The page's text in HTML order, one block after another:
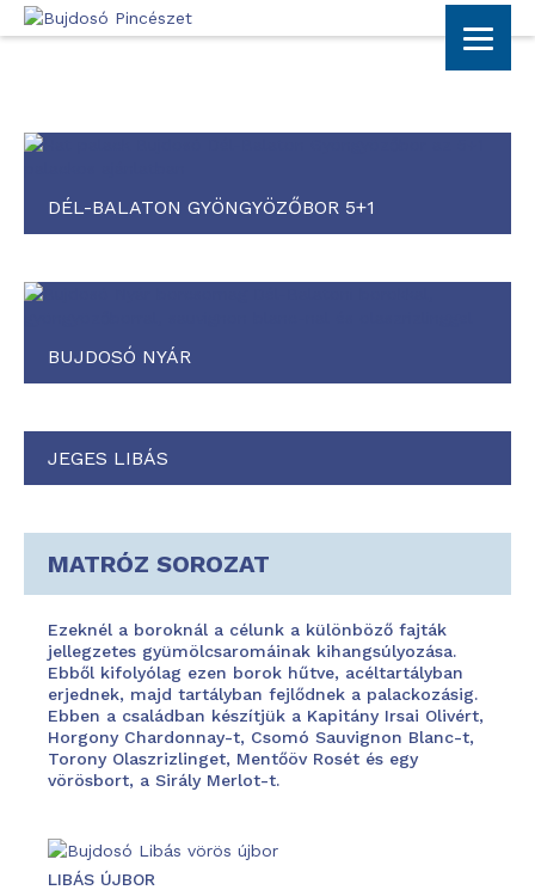
DÉL-BALATON GYÖNGYÖZŐBOR 5+1
BUJDOSÓ NYÁR
JEGES LIBÁS
MATRÓZ SOROZAT
Ezeknél a boroknál a célunk a különböző fajták
jellegzetes gyümölcsaromáinak kihangsúlyozása.
Ebből kifolyólag ezen borok hűtve, acéltartályban
erjednek, majd tartályban fejlődnek a palackozásig.
Ebben a családban készítjük a Kapitány Irsai Olivért,
Horgony Chardonnay-t, Csomó Sauvignon Blanc-t,
Torony Olaszrizlinget, Mentőöv Rosét és egy
vörösbort, a Sirály Merlot-t.
LIBÁS ÚJBOR